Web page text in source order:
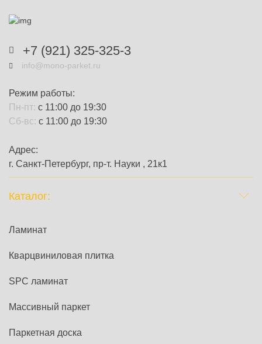
+7 (921) 325-325-3
info@mono-parket.ru
Режим работы:
Пн-пт: с 11:00 до 19:30
Сб-вс: с 11:00 до 19:30
Адрес:
г. Санкт-Петербург, пр-т. Науки , 21к1
Каталог:
Ламинат
Кварцвиниловая плитка
SPC ламинат
Массивный паркет
Паркетная доска